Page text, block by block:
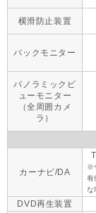
横滑防止装置
バックモニター
パノラミックビ
ューモニター
（全周囲カメ
ラ）
カーナビ/DA
※
有
な
DVD再生装置